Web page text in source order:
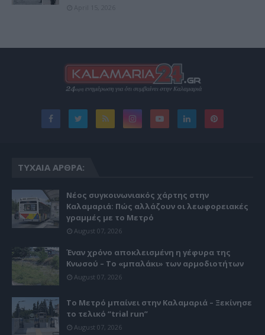
ΤΥΧΑΊΑ ΆΡΘΡΑ:
Νέος συγκοινωνιακός χάρτης στην
Καλαμαριά: Πώς αλλάζουν οι λεωφορειακές
γραμμές με το Μετρό
August 07, 2026
Έναν χρόνο αποκλεισμένη η γέφυρα της
Κνωσού – Το «μπαλάκι» των αρμοδιοτήτων
August 07, 2026
Το Μετρό μπαίνει στην Καλαμαριά – Ξεκίνησε
το τελικό “trial run”
August 07, 2026